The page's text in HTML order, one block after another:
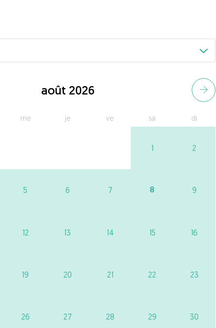
août 2026
me je ve sa di
1 2
5 6 7 8 9
12 13 14 15 16
19 20 21 22 23
26 27 28 29 30